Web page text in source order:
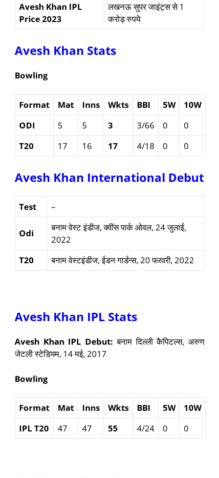
Avesh Khan IPL
Price 2023
लखनऊ सुपर जाइंट्स से 1
करोड़ रुपये
Avesh Khan Stats
Bowling
Format Mat Inns Wkts BBI 5W
10W
ODI
5 5 3 3/66 0
0
T20
17 16 17 4/18 0 0
Avesh Khan International Debut
Test –
Odi
बनाम वेस्ट इंडीज, क्वींस पार्क ओवल, 24 जुलाई,
2022
T20
बनाम वेस्टइंडीज, ईडन गार्डन्स, 20 फरवरी, 2022
Avesh Khan IPL Stats
Avesh Khan IPL Debut:बनाम दिल्ली कैपिटल्स, अरुण
जेटली स्टेडियम, 14 मई, 2017
Bowling
Format Mat Inns Wkts BBI 5W
10W
IPL T20
47 47 55 4/24 0 0